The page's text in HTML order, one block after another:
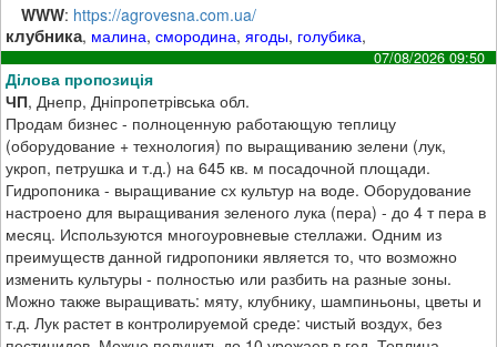
WWW: https://agrovesna.com.ua/
клубника, малина,смородина,ягоды, голубика,
07/08/2026 09:50
Ділова пропозиція
ЧП, Днепр, Дніпропетрівська обл.
Продам бизнес - полноценную работающую теплицу
(оборудование + технология) по выращиванию зелени (лук,
укроп, петрушка и т.д.) на 645 кв. м посадочной площади.
Гидропоника - выращивание сх культур на воде. Оборудование
настроено для выращивания зеленого лука (пера) - до 4 т пера в
месяц. Используются многоуровневые стеллажи. Одним из
преимуществ данной гидропоники является то, что возможно
изменить культуры - полностью или разбить на разные зоны.
Можно также выращивать: мяту, клубнику, шампиньоны, цветы и
т.д. Лук растет в контролируемой среде: чистый воздух, без